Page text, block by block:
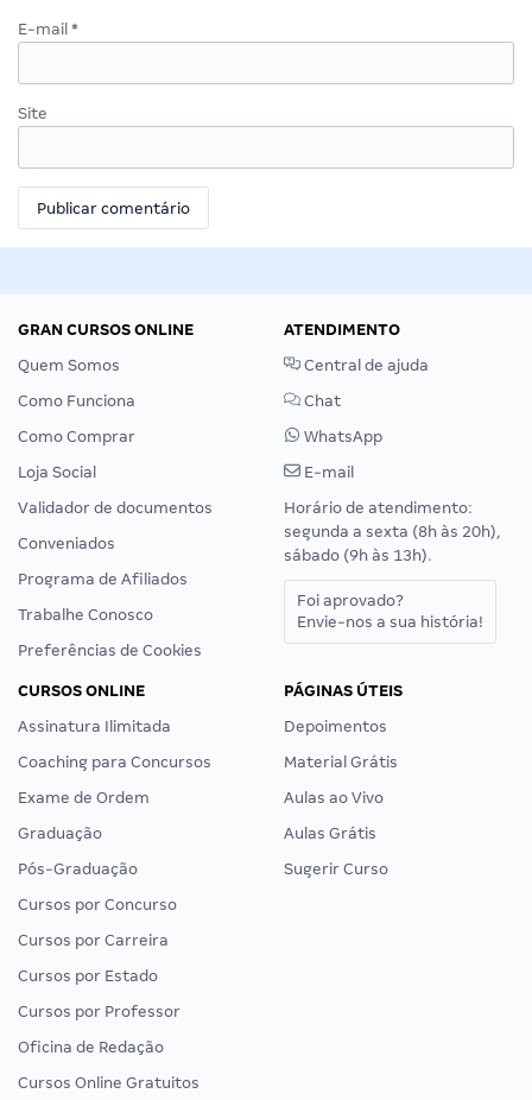
E-mail *
Site
GRAN CURSOS ONLINE
Quem Somos
Como Funciona
Como Comprar
Loja Social
Validador de documentos
Conveniados
Programa de Afiliados
Trabalhe Conosco
Preferências de Cookies
ATENDIMENTO
Central de ajuda
Chat
WhatsApp
E-mail
Horário de atendimento:
segunda a sexta (8h às 20h),
sábado (9h às 13h).
Foi aprovado?
Envie-nos a sua história!
CURSOS ONLINE
Assinatura Ilimitada
Coaching para Concursos
Exame de Ordem
Graduação
Pós-Graduação
Cursos por Concurso
Cursos por Carreira
Cursos por Estado
Cursos por Professor
Oficina de Redação
Cursos Online Gratuitos
PÁGINAS ÚTEIS
Depoimentos
Material Grátis
Aulas ao Vivo
Aulas Grátis
Sugerir Curso